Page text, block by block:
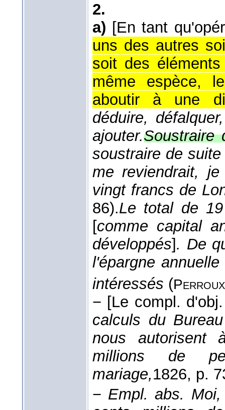
2.
a) [En tant
uns des autres
soit des
même espèce,
aboutir à une
déduire,
ajouter.Soustraire
soustraire de
me reviendrait,
vingt francs de
86).Le total de
[comme capital
développés]. De
l'épargne
intéressés (Perroux
− [Le compl.
calculs du
nous autorisent
millions de
mariage,1826, p.
− Empl. abs.